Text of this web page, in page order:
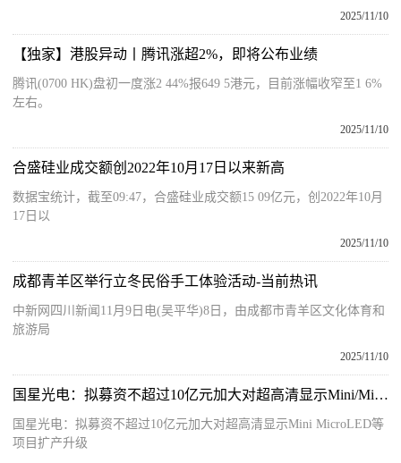
2025/11/10
【独家】港股异动丨腾讯涨超2%，即将公布业绩
腾讯(0700 HK)盘初一度涨2 44%报649 5港元，目前涨幅收窄至1 6%
左右。
2025/11/10
合盛硅业成交额创2022年10月17日以来新高
数据宝统计，截至09:47，合盛硅业成交额15 09亿元，创2022年10月
17日以
2025/11/10
成都青羊区举行立冬民俗手工体验活动-当前热讯
中新网四川新闻11月9日电(吴平华)8日，由成都市青羊区文化体育和
旅游局
2025/11/10
国星光电：拟募资不超过10亿元加大对超高清显示Mini/Micro LED等项目扩产升级
国星光电：拟募资不超过10亿元加大对超高清显示Mini MicroLED等
项目扩产升级